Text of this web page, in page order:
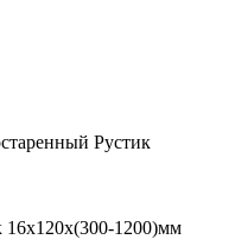
Рустик
16x120x(300-1200)мм